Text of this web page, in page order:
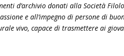
d’archivio donati alla Società
e all’impegno di persone di
vivo, capace di trasmettere ai